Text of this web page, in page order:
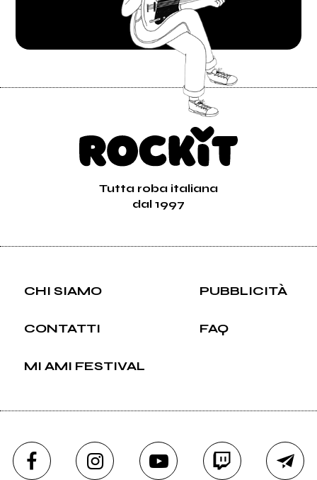
Tutta roba italiana
dal 1997
CHI SIAMO PUBBLICITÀ
CONTATTI FAQ
MI AMI FESTIVAL